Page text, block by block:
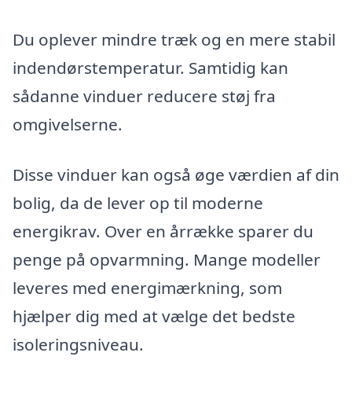
Du oplever mindre træk og en mere stabil
indendørstemperatur. Samtidig kan
sådanne vinduer reducere støj fra
omgivelserne.
Disse vinduer kan også øge værdien af din
bolig, da de lever op til moderne
energikrav. Over en årrække sparer du
penge på opvarmning. Mange modeller
leveres med energimærkning, som
hjælper dig med at vælge det bedste
isoleringsniveau.